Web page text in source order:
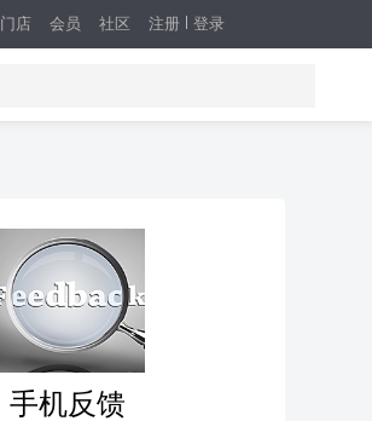
注册 登录
门店 会员 社区
手机反馈